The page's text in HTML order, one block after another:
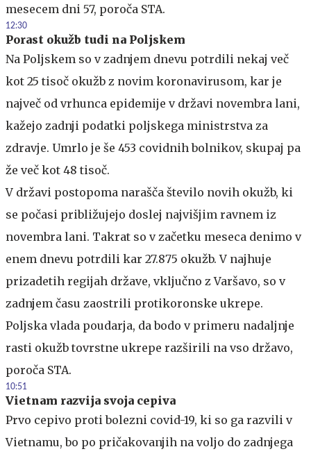
mesecem dni 57, poroča STA.
12:30
Porast okužb tudi na Poljskem
Na Poljskem so v zadnjem dnevu potrdili nekaj več
kot 25 tisoč okužb z novim koronavirusom, kar je
največ od vrhunca epidemije v državi novembra lani,
kažejo zadnji podatki poljskega ministrstva za
zdravje. Umrlo je še 453 covidnih bolnikov, skupaj pa
že več kot 48 tisoč.
V državi postopoma narašča število novih okužb, ki
se počasi približujejo doslej najvišjim ravnem iz
novembra lani. Takrat so v začetku meseca denimo v
enem dnevu potrdili kar 27.875 okužb. V najhuje
prizadetih regijah države, vključno z Varšavo, so v
zadnjem času zaostrili protikoronske ukrepe.
Poljska vlada poudarja, da bodo v primeru nadaljnje
rasti okužb tovrstne ukrepe razširili na vso državo,
poroča STA.
10:51
Vietnam razvija svoja cepiva
Prvo cepivo proti bolezni covid-19, ki so ga razvili v
Vietnamu, bo po pričakovanjih na voljo do zadnjega